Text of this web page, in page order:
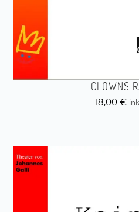
CLOWNS
18,00 €